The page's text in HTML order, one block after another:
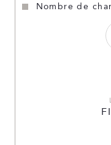
Nombre de